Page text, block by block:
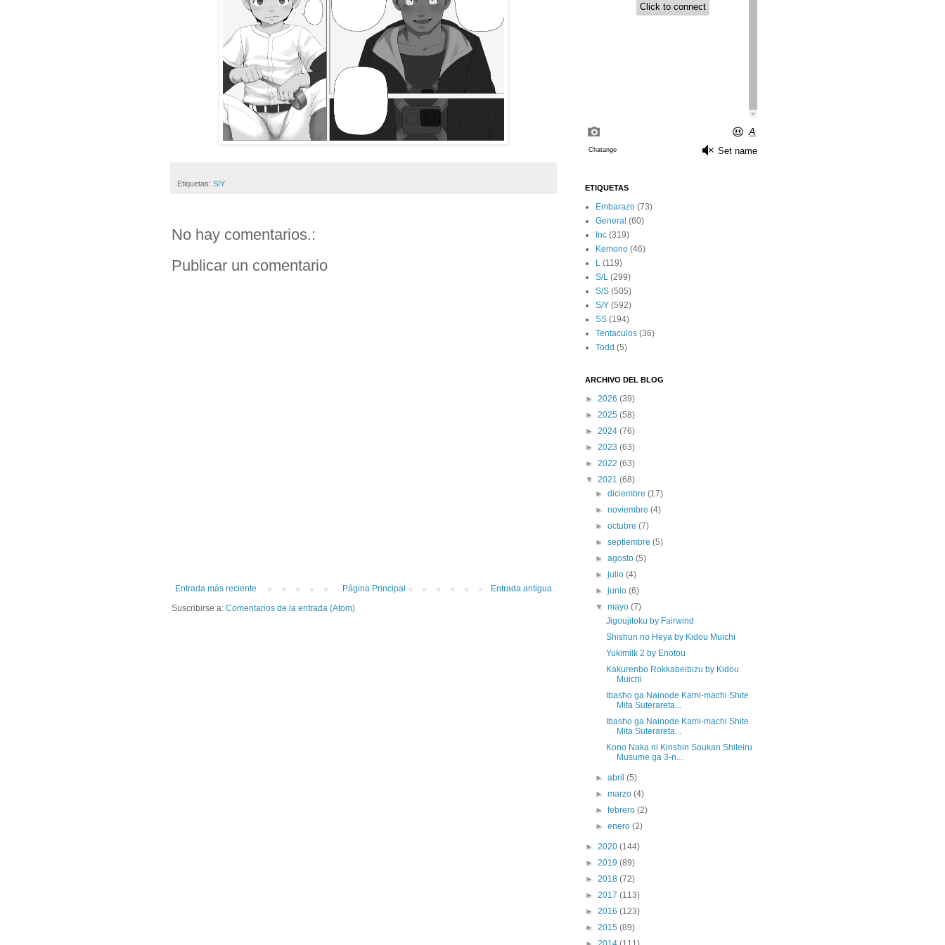
Etiquetas: S/Y
No hay comentarios.:
Publicar un comentario
Entrada más reciente Entrada antigua
Página Principal
Suscribirse a: Comentarios de la entrada (Atom)
ETIQUETAS
Embarazo (73)
General (60)
Inc (319)
Kemono (46)
L (119)
S/L (299)
S/S (505)
S/Y (592)
SS (194)
Tentaculos (36)
Todd (5)
ARCHIVO DEL BLOG
► 2026 (39)
► 2025 (58)
► 2024 (76)
► 2023 (63)
► 2022 (63)
▼ 2021 (68)
►diciembre(17)
►noviembre(4)
►octubre(7)
►septiembre(5)
►agosto(5)
►julio(4)
►junio(6)
▼mayo(7)
Jigoujitoku by Fairwind
Shishun no Heya by Kidou Muichi
Yukimilk 2 by Enotou
Kakurenbo Rokkabeibizu by Kidou
Muichi
Ibasho ga Nainode Kami-machi Shite
Mita Suterareta...
Ibasho ga Nainode Kami-machi Shite
Mita Suterareta...
Kono Naka ni Kinshin Soukan Shiteiru
Musume ga 3-n...
►abril(5)
►marzo(4)
►febrero(2)
►enero(2)
► 2020 (144)
► 2019 (89)
► 2018 (72)
► 2017 (113)
► 2016 (123)
► 2015 (89)